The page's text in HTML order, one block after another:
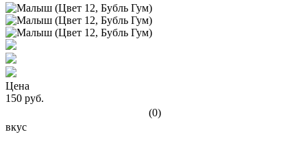
Цена
150 руб.
(0)
вкус